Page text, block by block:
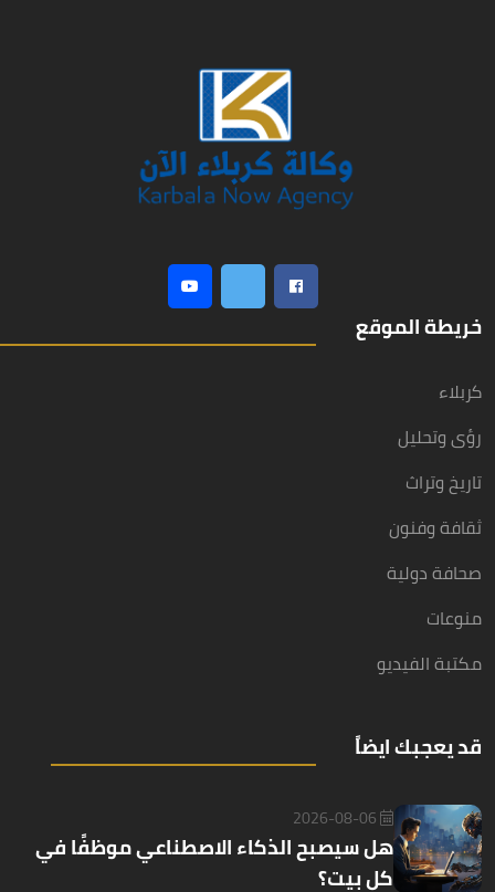
خريطة الموقع
كربلاء
رؤى وتحليل
تاريخ وتراث
ثقافة وفنون
صحافة دولية
منوعات
مكتبة الفيديو
قد يعجبك ايضاً
2026-08-06
هل سيصبح الذكاء الاصطناعي موظفًا في
كل بيت؟